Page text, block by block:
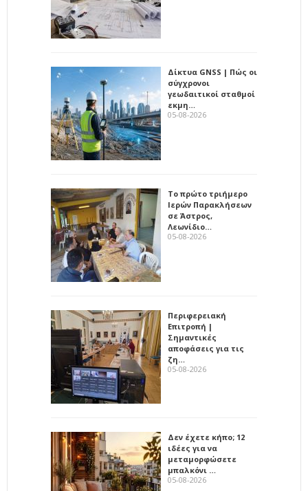
Δίκτυα GNSS | Πώς οι
σύγχρονοι
γεωδαιτικοί σταθμοί
εκμη…
05-08-2026
Το πρώτο τριήμερο
Ιερών Παρακλήσεων
σε Άστρος,
Λεωνίδιο…
05-08-2026
Περιφερειακή
Επιτροπή |
Σημαντικές
αποφάσεις για τις
ζη…
05-08-2026
Δεν έχετε κήπο; 12
ιδέες για να
μεταμορφώσετε
μπαλκόνι …
05-08-2026